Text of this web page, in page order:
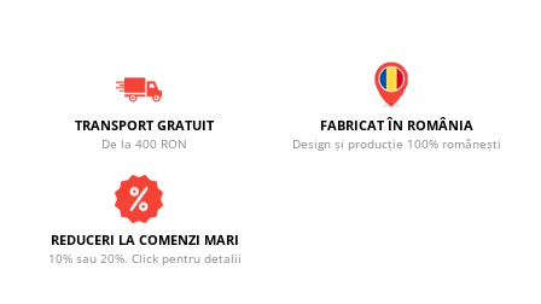
TRANSPORT GRATUIT
De la 400 RON
FABRICAT ÎN ROMÂNIA
Design și producție 100% românești
REDUCERI LA COMENZI MARI
10% sau 20%. Click pentru detalii